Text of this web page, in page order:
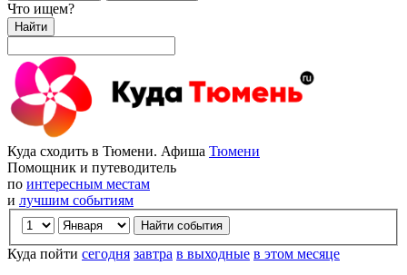
Что ищем?
Найти
Куда сходить в Тюмени. Афиша Тюмени
Помощник и путеводитель
по интересным местам
и лучшим событиям
Куда пойти сегодня завтра в выходные в этом месяце